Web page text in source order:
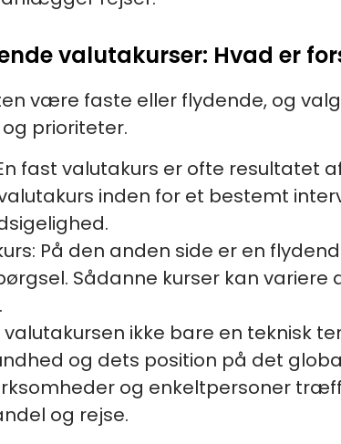
valutakurser: Hvad er
være faste eller flydende, og
prioriteter.
fast valutakurs er ofte
inden for et bestemt
På den anden side er en
Sådanne kurser kan
ikke bare en teknisk
og dets position på det
og enkeltpersoner
og rejse.